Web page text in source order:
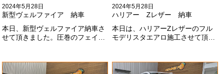
2024年5月28日
新型ヴェルファイア 納車
本日、新型ヴェルファイア納車さ
せて頂きました。圧巻のフェイス
なりました！いつも本当にありが
2024年5月28日
ハリアー Zレザー 納車
本日は、ハリアーZレザーのフル
モデリスタエアロ施工させて頂き
全然、思い通りエアロが入ってき